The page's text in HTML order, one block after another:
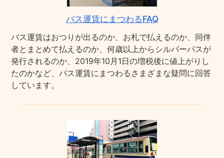
バス運賃にまつわるFAQ
バス運賃はおつりが出るのか、お札で払えるのか、同伴
者とまとめて払えるのか、何歳以上からシルバーパスが
発行されるのか、2019年10月1日の増税後に値上がりし
たのかなど、バス運賃にまつわるさまざまな疑問に回答
しています。